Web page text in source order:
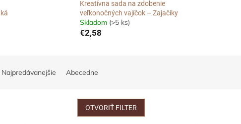
Kreatívna sada na zdobenie
veľkonočných vajíčok – Zajačiky
Skladom (>5 ks)
€2,58
Najpredávanejšie Abecedne
OTVORIŤ FILTER